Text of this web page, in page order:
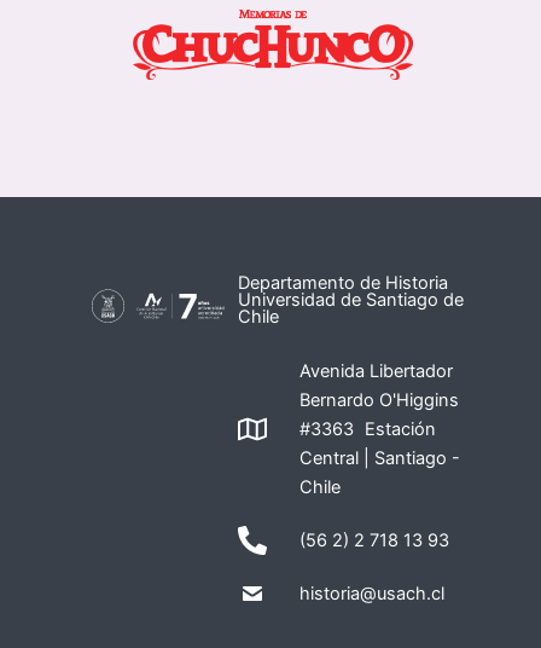
Departamento de Historia
Universidad de Santiago de
Chile
Avenida Libertador
Bernardo O'Higgins
#3363 Estación
Central | Santiago -
Chile
(56 2) 2 718 13 93
historia@usach.cl